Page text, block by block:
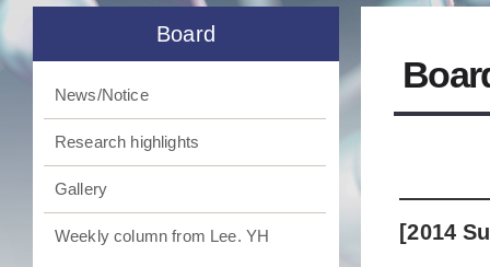
Board
News/Notice
Research highlights
Gallery
Weekly column from Lee. YH [2014